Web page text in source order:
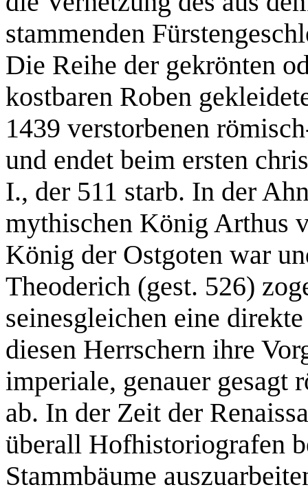
stammenden
Die Reihe der gekrönten
kostbaren Roben
1439 verstorbenen
und endet beim ersten
I., der 511 starb. In der
mythischen König Arthus
König der Ostgoten war
Theoderich (gest. 526)
seinesgleichen eine
diesen Herrschern ihre
imperiale, genauer gesagt
ab. In der Zeit der
überall Hofhistoriografen
Stammbäume